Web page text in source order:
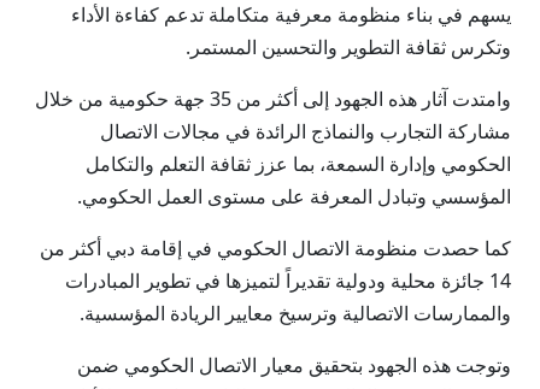
يسهم في بناء منظومة معرفية متكاملة تدعم كفاءة الأداء
وتكرس ثقافة التطوير والتحسين المستمر.
وامتدت آثار هذه الجهود إلى أكثر من 35 جهة حكومية من خلال
مشاركة التجارب والنماذج الرائدة في مجالات الاتصال
الحكومي وإدارة السمعة، بما عزز ثقافة التعلم والتكامل
المؤسسي وتبادل المعرفة على مستوى العمل الحكومي.
كما حصدت منظومة الاتصال الحكومي في إقامة دبي أكثر من
14 جائزة محلية ودولية تقديراً لتميزها في تطوير المبادرات
والممارسات الاتصالية وترسيخ معايير الريادة المؤسسية.
وتوجت هذه الجهود بتحقيق معيار الاتصال الحكومي ضمن